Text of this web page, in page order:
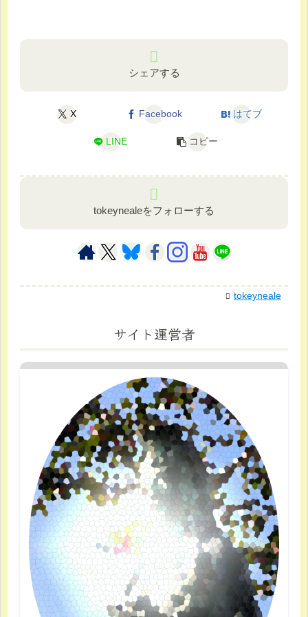
シェアする
X Facebook はてブ
LINE コピー
tokeynealeをフォローする
tokeyneale
サイト運営者